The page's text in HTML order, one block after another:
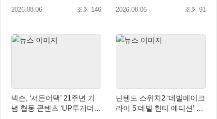
트’ 출시
2026.08.06 조회 146
유저 편의성 개선 및 사이드
2026.08.06 조회 91
넥슨, ‘서든어택’ 21주년 기
념 협동 콘텐츠 ‘UP투게더’
닌텐도 스위치2 ‘데빌메이크
라이 5 데빌 헌터 에디션’ 패